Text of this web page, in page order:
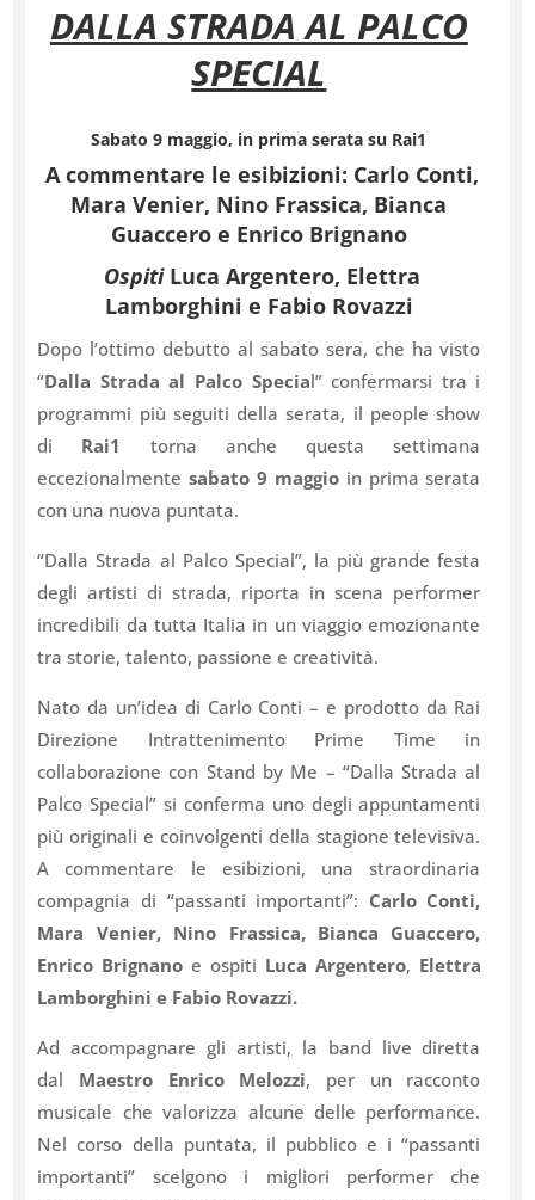
DALLA STRADA AL PALCO
SPECIAL
Sabato 9 maggio, in prima serata su Rai1
A commentare le esibizioni: Carlo Conti,
Mara Venier, Nino Frassica, Bianca
Guaccero e Enrico Brignano
OspitiLuca Argentero, Elettra
Lamborghini e Fabio Rovazzi
Dopo l’ottimo debutto al sabato sera, che ha visto
“Dalla Strada al Palco Special” confermarsi tra i
programmi più seguiti della serata, il people show
di Rai1
torna anche questa settimana
eccezionalmentesabato 9 maggioin prima serata
con una nuova puntata.
“Dalla Strada al Palco Special”, la più grande festa
degli artisti di strada, riporta in scena performer
incredibili da tutta Italia in un viaggio emozionante
tra storie, talento, passione e creatività.
Nato da un’idea di Carlo Conti – e prodotto da Rai
Direzione Intrattenimento Prime Time in
collaborazione con Stand by Me – “Dalla Strada al
Palco Special” si conferma uno degli appuntamenti
più originali e coinvolgenti della stagione televisiva.
A commentare le esibizioni, una straordinaria
compagnia di “passanti importanti”: Carlo Conti,
Mara Venier, Nino Frassica, Bianca Guaccero,
Enrico Brignano e ospiti Luca Argentero, Elettra
Lamborghini e Fabio Rovazzi.
Ad accompagnare gli artisti, la band live diretta
dal Maestro Enrico Melozzi, per un racconto
musicale che valorizza alcune delle performance.
Nel corso della puntata, il pubblico e i “passanti
importanti” scelgono i migliori performer che